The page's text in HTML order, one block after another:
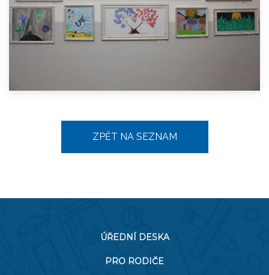
ZPĚT NA SEZNAM
ÚŘEDNÍ DESKA
PRO RODIČE